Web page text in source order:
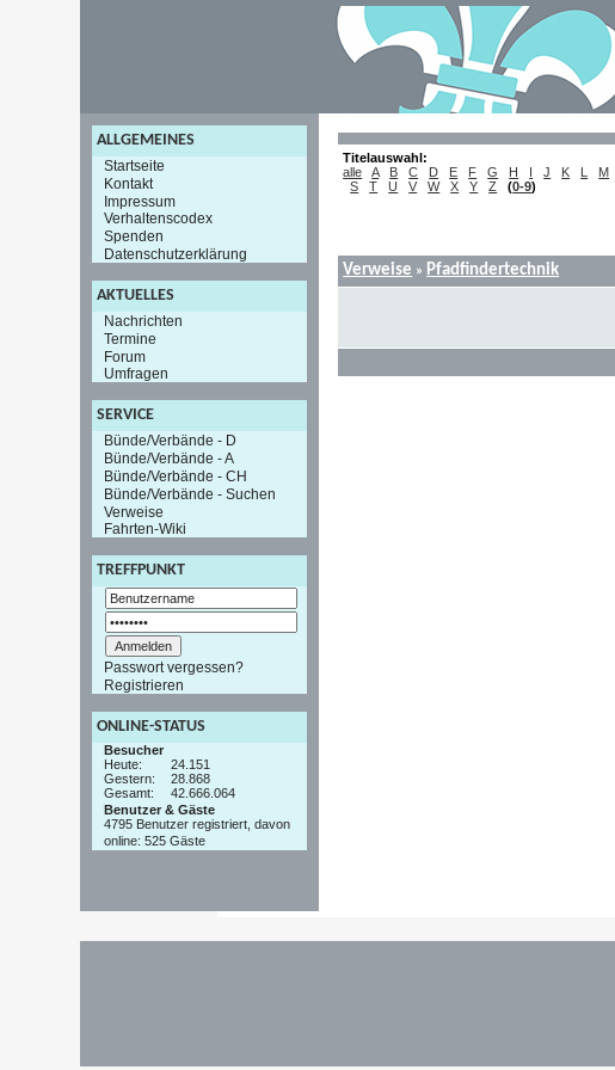
ALLGEMEINES
Startseite
Kontakt
Impressum
Verhaltenscodex
Spenden
Datenschutzerklärung
AKTUELLES
Nachrichten
Termine
Forum
Umfragen
SERVICE
Bünde/Verbände - D
Bünde/Verbände - A
Bünde/Verbände - CH
Bünde/Verbände - Suchen
Verweise
Fahrten-Wiki
TREFFPUNKT
Passwort vergessen?
Registrieren
ONLINE-STATUS
Besucher
Heute:
24.151
Gestern:
28.868
Gesamt:
42.666.064
Benutzer & Gäste
4795 Benutzer registriert, davon
online: 525 Gäste
Titelauswahl:
alle
A B C D E F G H I J K L M
S
T U V W X Y Z (0-9)
Verweise » Pfadfindertechnik